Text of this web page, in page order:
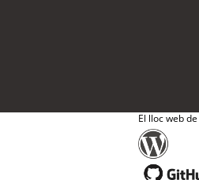
El lloc web